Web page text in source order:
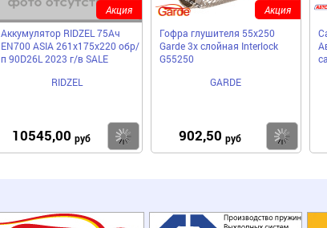
Купить
Аккумулятор RIDZEL 75Ач
EN700 ASIA 261x175x220 обр/
п 90D26L 2023 г/в SALE
RIDZEL
10545,00 руб Купить
Акция
Гофра глушителя 55x250
Garde 3х слойная Interloсk
G55250
GARDE
902,50 руб
Акция